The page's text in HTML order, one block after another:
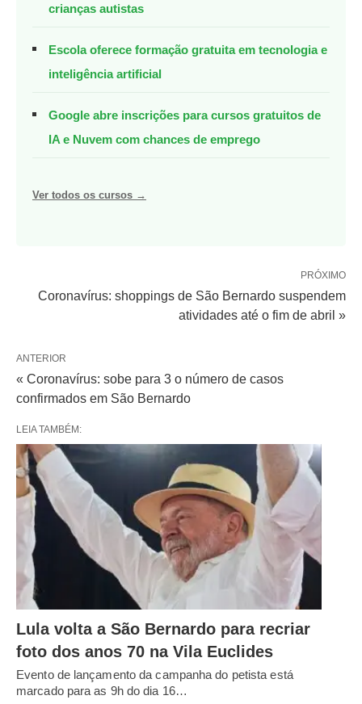
crianças autistas
Escola oferece formação gratuita em tecnologia e
inteligência artificial
Google abre inscrições para cursos gratuitos de
IA e Nuvem com chances de emprego
Ver todos os cursos →
PRÓXIMO
Coronavírus: shoppings de São Bernardo suspendem
atividades até o fim de abril »
ANTERIOR
« Coronavírus: sobe para 3 o número de casos
confirmados em São Bernardo
LEIA TAMBÉM:
Lula volta a São Bernardo para recriar
foto dos anos 70 na Vila Euclides
Evento de lançamento da campanha do petista está
marcado para as 9h do dia 16…